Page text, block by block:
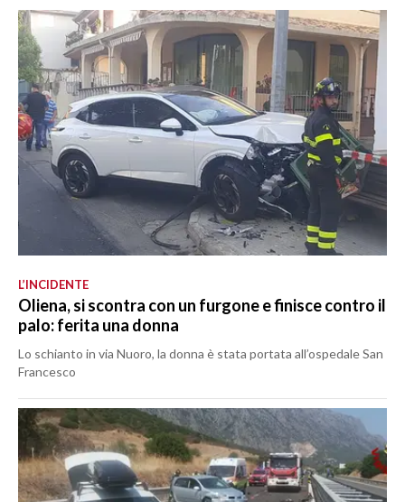
L’INCIDENTE
Oliena, si scontra con un furgone e finisce contro il
palo: ferita una donna
Lo schianto in via Nuoro, la donna è stata portata all’ospedale San
Francesco